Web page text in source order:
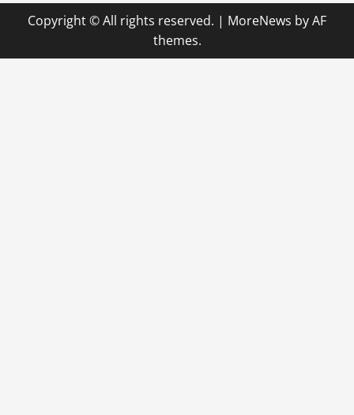
Copyright © All rights reserved. | MoreNews by AF
themes.